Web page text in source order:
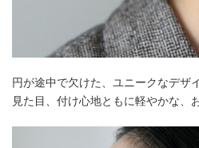
円が途中で欠けた、ユニークなデザイ
見た目、付け心地ともに軽やかな、